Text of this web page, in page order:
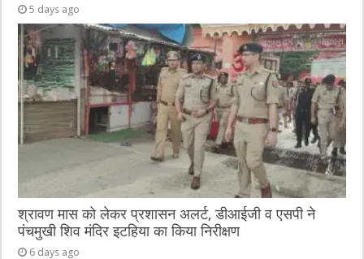
5 days ago
श्रावण मास को लेकर प्रशासन अलर्ट, डीआईजी व एसपी ने
पंचमुखी शिव मंदिर इटहिया का किया निरीक्षण
6 days ago